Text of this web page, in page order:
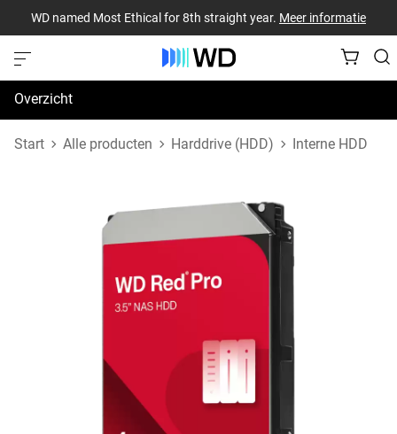
WD named Most Ethical for 8th straight year. Meer informatie
Overzicht
Specificaties
Start Alle producten Harddrive (HDD) Interne HDD